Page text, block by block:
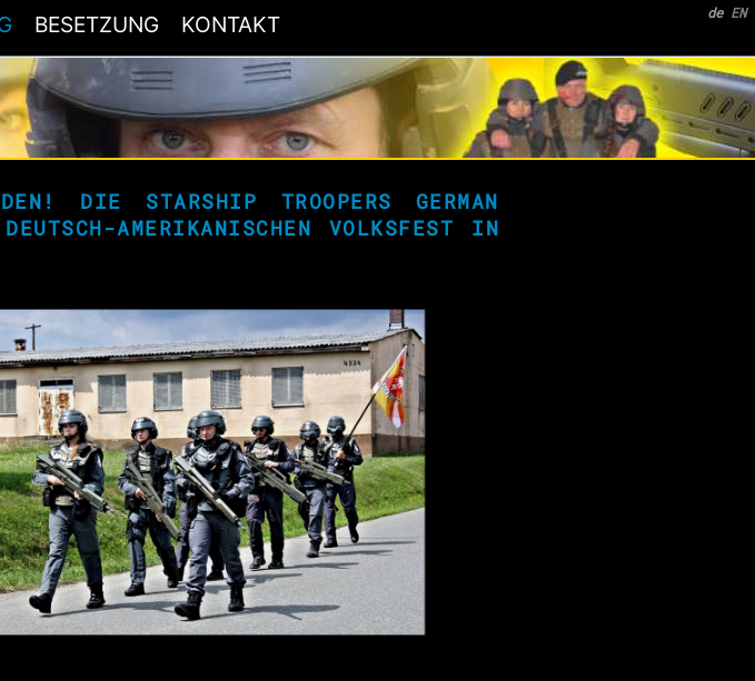
de EN
BESETZUNG KONTAKT
DIE
STARSHIP TROOPERS GERMAN
DEUTSCH-AMERIKANISCHEN VOLKSFEST
IN